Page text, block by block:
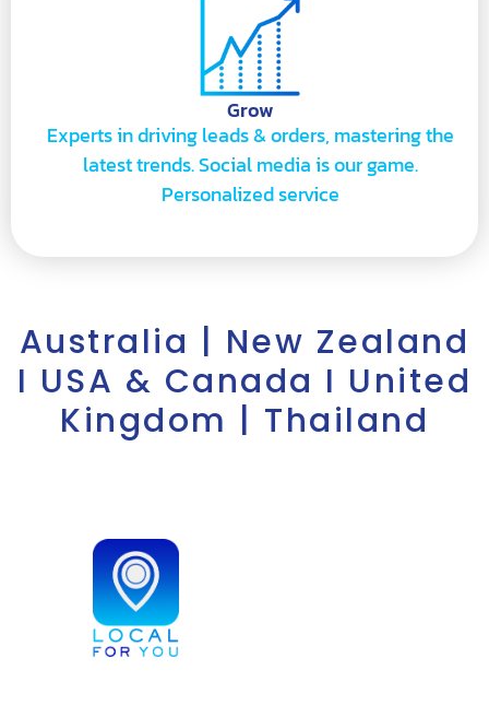
Grow
Experts in driving leads & orders, mastering the
latest trends. Social media is our game.
Personalized service
Australia | New Zealand
I USA & Canada I United
Kingdom | Thailand